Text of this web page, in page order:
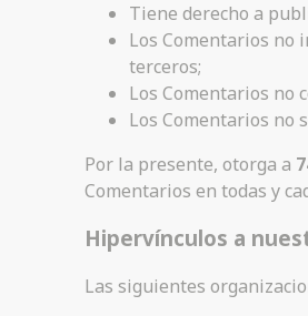
Tiene derecho a
Los Comentarios no
terceros;
Los Comentarios no
Los Comentarios no
Por la presente, otorga a
Comentarios en todas y
Hipervínculos a
Las siguientes